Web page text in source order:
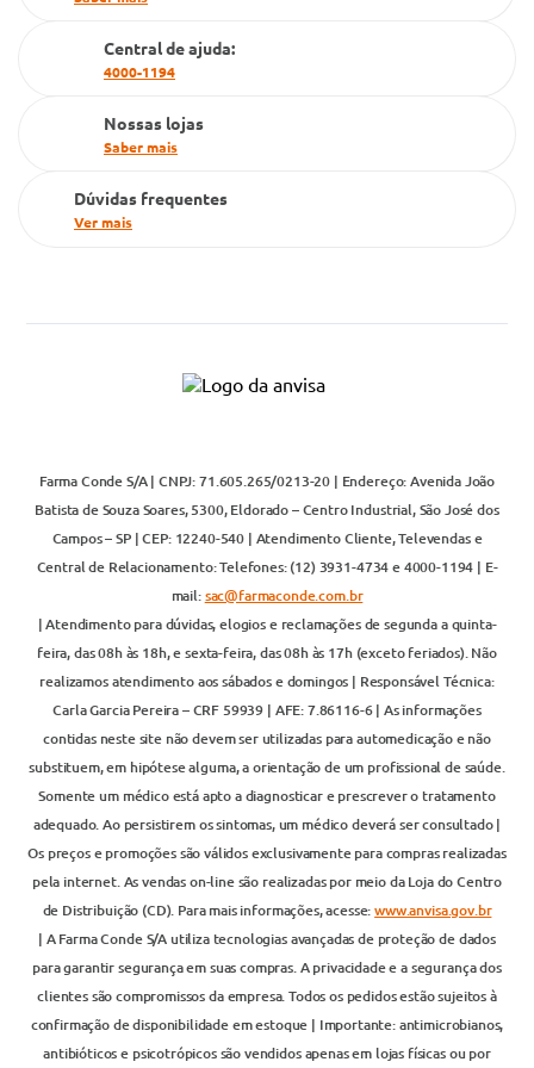
Televendas
Central de ajuda:
4000-1194
Nossas lojas
Saber mais
Dúvidas frequentes
Ver mais
Farma Conde S/A | CNPJ: 71.605.265/0213-20 | Endereço: Avenida João
Batista de Souza Soares, 5300, Eldorado – Centro Industrial, São José dos
Campos – SP | CEP: 12240-540 | Atendimento Cliente, Televendas e
Central de Relacionamento: Telefones: (12) 3931-4734 e 4000-1194 | E-
mail:sac@farmaconde.com.br
| Atendimento para dúvidas, elogios e reclamações de segunda a quinta-
feira, das 08h às 18h, e sexta-feira, das 08h às 17h (exceto feriados). Não
realizamos atendimento aos sábados e domingos | Responsável Técnica:
Carla Garcia Pereira – CRF 59939 | AFE: 7.86116-6 | As informações
contidas neste site não devem ser utilizadas para automedicação e não
substituem, em hipótese alguma, a orientação de um profissional de saúde.
Somente um médico está apto a diagnosticar e prescrever o tratamento
adequado. Ao persistirem os sintomas, um médico deverá ser consultado |
Os preços e promoções são válidos exclusivamente para compras realizadas
pela internet. As vendas on-line são realizadas por meio da Loja do Centro
de Distribuição (CD). Para mais informações, acesse:www.anvisa.gov.br
| A Farma Conde S/A utiliza tecnologias avançadas de proteção de dados
para garantir segurança em suas compras. A privacidade e a segurança dos
clientes são compromissos da empresa. Todos os pedidos estão sujeitos à
confirmação de disponibilidade em estoque | Importante: antimicrobianos,
antibióticos e psicotrópicos são vendidos apenas em lojas físicas ou por